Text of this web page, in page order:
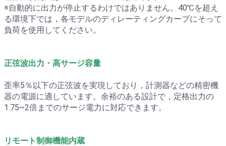
※自動的に出力が停止するわけではありません。40℃を超え
る環境下では，各モデルのディレーティングカーブにそって
負荷を使用してください。
正弦波出力・高サージ容量
歪率5％以下の正弦波を実現しており，計測器などの精密機
器の電源に適しています。余裕のある設計で，定格出力の
1.75~2倍までのサージ電力に対応できます。
リモート制御機能内蔵